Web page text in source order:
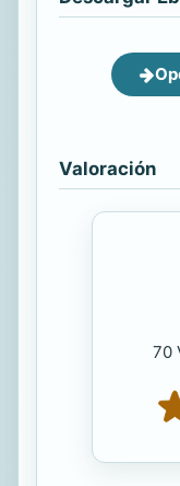
Valoración
70